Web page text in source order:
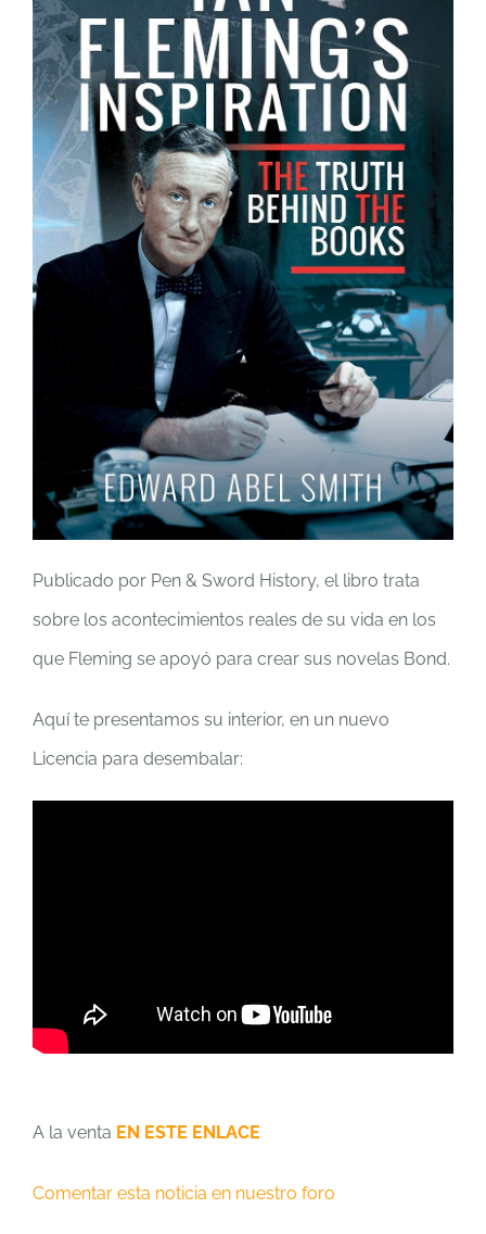
Publicado por Pen & Sword History, el libro trata
sobre los acontecimientos reales de su vida en los
que Fleming se apoyó para crear sus novelas Bond.
Aquí te presentamos su interior, en un nuevo
Licencia para desembalar:
A la venta EN ESTE ENLACE
Comentar esta noticia en nuestro foro